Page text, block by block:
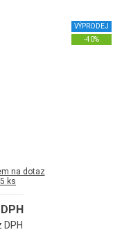
VÝPRODEJ
-40%
na dotaz
ks
DPH